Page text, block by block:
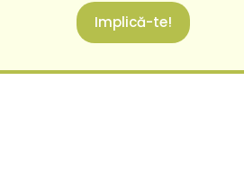
Implică-te!